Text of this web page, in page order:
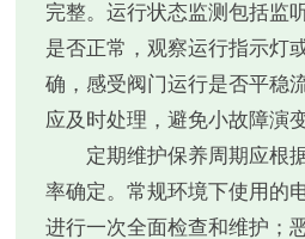
完整。运行状态监测包括监
是否正常，观察运行指示灯
确，感受阀门运行是否平稳
应及时处理，避免小故障演
定期维护保养周期应根
率确定。常规环境下使用的
进行一次全面检查和维护；